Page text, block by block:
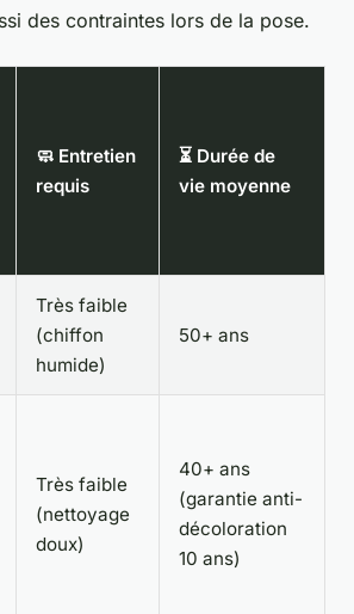
des contraintes lors de la pose.
🧼 Entretien
requis
⏳ Durée de
vie moyenne
Très faible
(chiffon
humide)
50+ ans
Très faible
(nettoyage
doux)
40+ ans
(garantie anti-
décoloration
10 ans)